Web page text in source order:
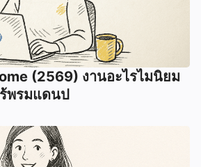
(2569) งานอะไรไมนิยม
พรมแดนป